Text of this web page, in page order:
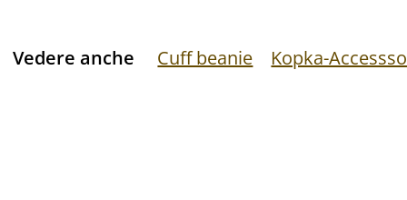
Vedere anche Cuff beanie Kopka-